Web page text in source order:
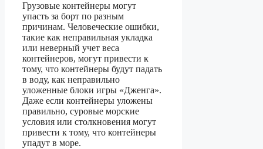
Грузовые контейнеры могут
упасть за борт по разным
причинам. Человеческие ошибки,
такие как неправильная укладка
или неверный учет веса
контейнеров, могут привести к
тому, что контейнеры будут падать
в воду, как неправильно
уложенные блоки игры «Дженга».
Даже если контейнеры уложены
правильно, суровые морские
условия или столкновения могут
привести к тому, что контейнеры
упадут в море.